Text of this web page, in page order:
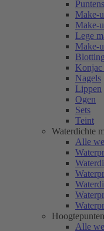
Make-
Make-
Lege
Make-
Konjac
Nagels
Lippen
Ogen
Sets
Teint
Waterdichte
Alle
Hoogtepunten
Alle